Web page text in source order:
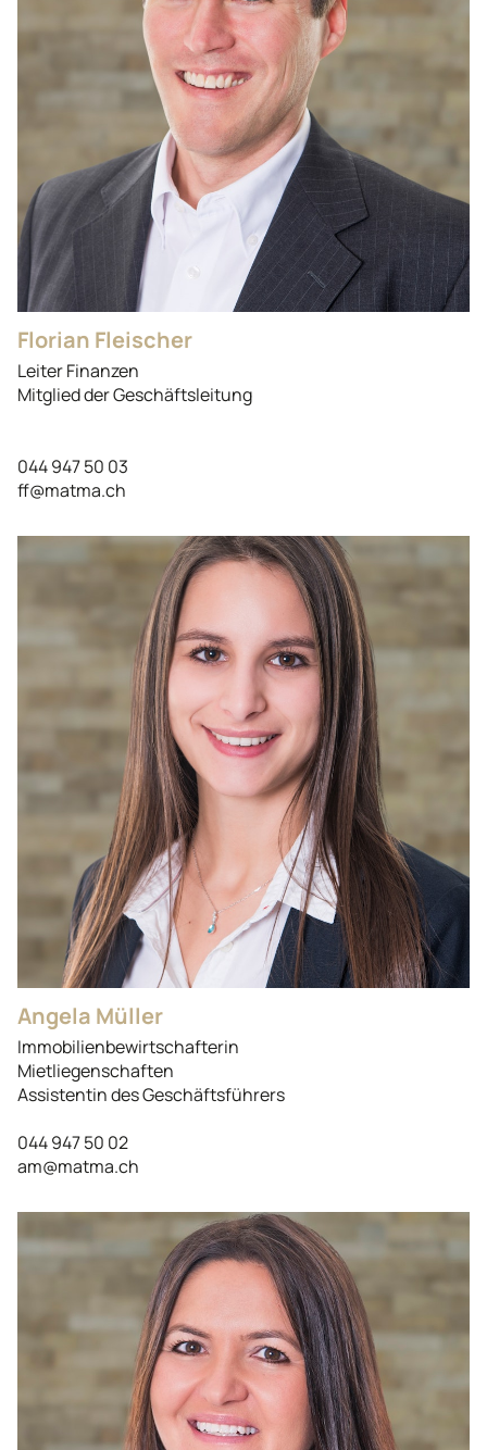
Florian Fleischer
Leiter Finanzen
Mitglied der Geschäftsleitung
044 947 50 03
ff@matma.ch
Angela Müller
Immobilienbewirtschafterin
Mietliegenschaften
Assistentin des Geschäftsführers
044 947 50 02
am@matma.ch